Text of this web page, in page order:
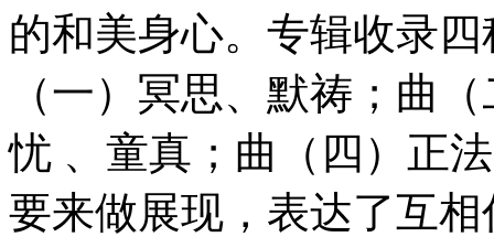
的和美身心。专辑收录
（一）冥思、默祷；曲
忧 、童真；曲（四）正
要来做展现，表达了互